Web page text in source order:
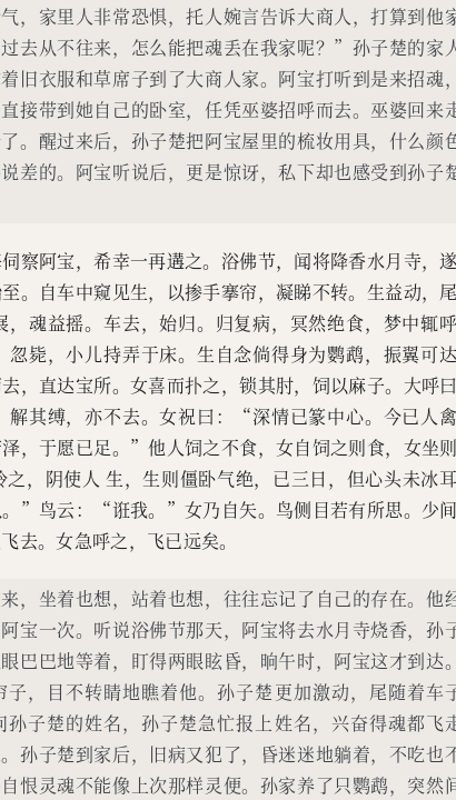
，家里人非常恐惧，托人婉言告诉大商人，打算到他
去从不往来，怎么能把魂丢在我家呢？”孙子楚的家
旧衣服和草席子到了大商人家。阿宝打听到是来招魂，
接带到她自己的卧室，任凭巫婆招呼而去。巫婆回来
。醒过来后，孙子楚把阿宝屋里的梳妆用具，什么颜
差的。阿宝听说后，更是惊讶，私下却也感受到孙子
察阿宝，希幸一再遘之。浴佛节，闻将降香水月寺，
。自车中窥见生，以掺手搴帘，凝睇不转。生益动，
魂益摇。车去，始归。归复病，冥然绝食，梦中辄
毙，小儿持弄于床。生自念倘得身为鹦鹉，振翼可
，直达宝所。女喜而扑之，锁其肘，饲以麻子。大呼曰
其缚，亦不去。女祝曰：“深情已篆中心。今已人
，于愿已足。”他人饲之不食，女自饲之则食，女坐
，阴使人 生，生则僵卧气绝，已三日，但心头未冰耳
”鸟云：“诳我。”女乃自矢。鸟侧目若有所思。少间
去。女急呼之，飞已远矣。
，坐着也想，站着也想，往往忘记了自己的存在。他
宝一次。听说浴佛节那天，阿宝将去水月寺烧香，孙
巴巴地等着，盯得两眼眩昏，晌午时，阿宝这才到达。
，目不转睛地瞧着他。孙子楚更加激动，尾随着车
子楚的姓名，孙子楚急忙报上姓名，兴奋得魂都飞
孙子楚到家后，旧病又犯了，昏迷迷地躺着，不吃也
恨灵魂不能像上次那样灵便。孙家养了只鹦鹉，突然